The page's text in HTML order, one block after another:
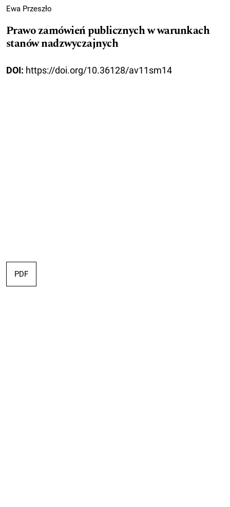
Ewa Przeszło
Prawo zamówień publicznych w warunkach
stanów nadzwyczajnych
DOI: https://doi.org/10.36128/av11sm14
PDF